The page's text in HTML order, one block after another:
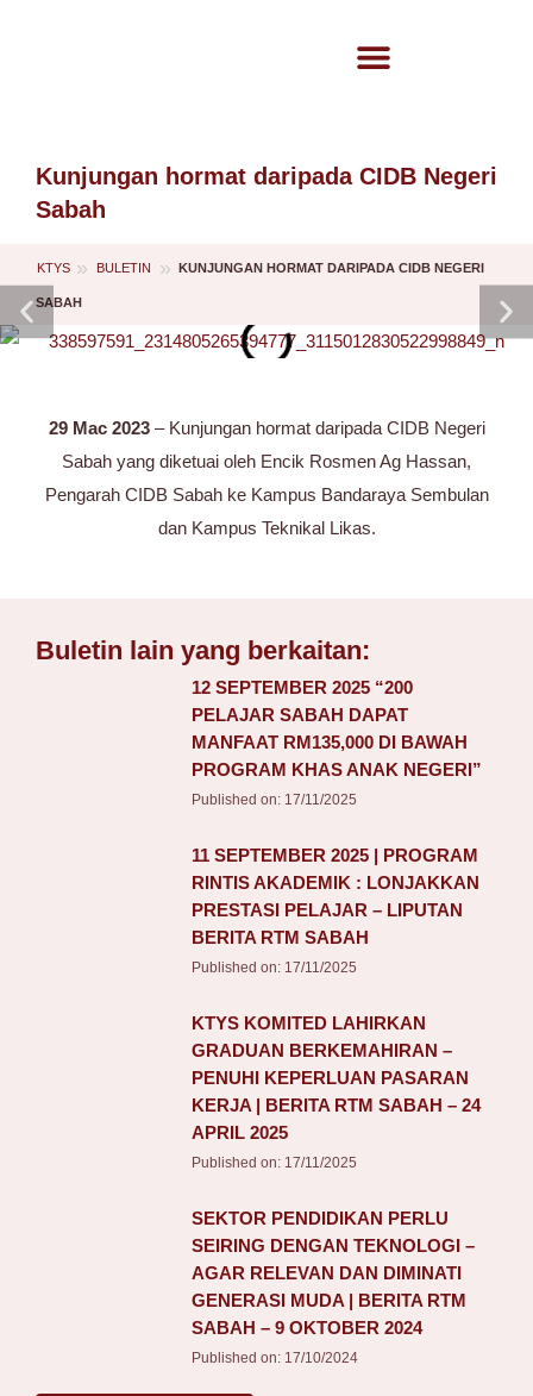
Kunjungan hormat daripada CIDB Negeri
Sabah
KTYS » BULETIN » KUNJUNGAN HORMAT DARIPADA CIDB NEGERI
SABAH
29 Mac 2023– Kunjungan hormat daripada CIDB Negeri
Sabah yang diketuai oleh Encik Rosmen Ag Hassan,
Pengarah CIDB Sabah ke Kampus Bandaraya Sembulan
dan Kampus Teknikal Likas.
Buletin lain yang berkaitan:
12 SEPTEMBER 2025 “200
PELAJAR SABAH DAPAT
MANFAAT RM135,000 DI BAWAH
PROGRAM KHAS ANAK NEGERI”
Published on: 17/11/2025
11 SEPTEMBER 2025 | PROGRAM
RINTIS AKADEMIK : LONJAKKAN
PRESTASI PELAJAR – LIPUTAN
BERITA RTM SABAH
Published on: 17/11/2025
KTYS KOMITED LAHIRKAN
GRADUAN BERKEMAHIRAN –
PENUHI KEPERLUAN PASARAN
KERJA | BERITA RTM SABAH – 24
APRIL 2025
Published on: 17/11/2025
SEKTOR PENDIDIKAN PERLU
SEIRING DENGAN TEKNOLOGI –
AGAR RELEVAN DAN DIMINATI
GENERASI MUDA | BERITA RTM
SABAH – 9 OKTOBER 2024
Published on: 17/10/2024